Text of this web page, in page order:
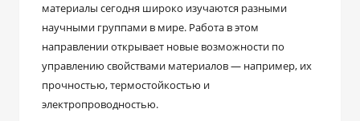
материалы сегодня широко изучаются разными
научными группами в мире. Работа в этом
направлении открывает новые возможности по
управлению свойствами материалов — например, их
прочностью, термостойкостью и
электропроводностью.